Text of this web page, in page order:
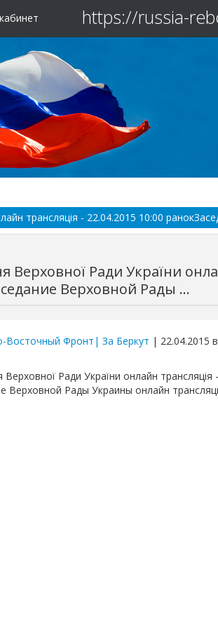
https://russia-
трансляція - 22.04.2015 10:00
Верховної Ради України
Верховной Рады ...
Восточный Фронт| За Беркут | 22.04.2015
Верховної Ради України онлайн трансляція
Верховной Рады Украины онлайн